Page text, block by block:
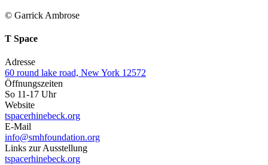
© Garrick Ambrose
T Space
Adresse
60 round lake road, New York 12572
Öffnungszeiten
So 11-17 Uhr
Website
tspacerhinebeck.org
E-Mail
info@smhfoundation.org
Links zur Ausstellung
tspacerhinebeck.org